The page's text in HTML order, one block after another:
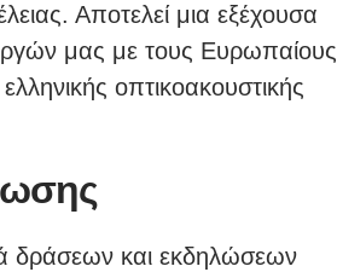
Αποτελεί μια εξέχουσα
μας με τους Ευρωπαίους
οπτικοακουστικής
δράσεων και εκδηλώσεων